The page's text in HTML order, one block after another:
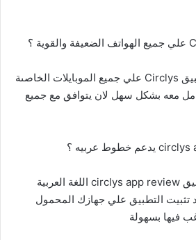
تسطيع تشغل تطبيق Circlys علي جميع الموبايلات الخاصىة
معه بشكل سهل لان يتوافق مع جميع
بالتاكيد يدعم تطبيق circlys app review اللغة العربية
تثبيت التطبيق علي جهازك المحمول
فيها بسهولة